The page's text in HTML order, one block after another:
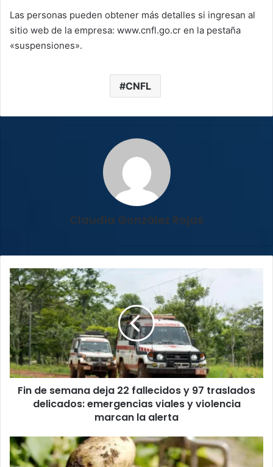
Las personas pueden obtener más detalles si ingresan al
sitio web de la empresa: www.cnfl.go.cr en la pestaña
«suspensiones».
CNFL
Claudia González Rojas
Fin
de
semana
deja
22
fallecidos
y
97
traslados
delicados:
emergencias
violencia
marcan
Fin de semana deja 22 fallecidos y 97 traslados
delicados: emergencias viales y violencia
marcan la alerta
Productores
de